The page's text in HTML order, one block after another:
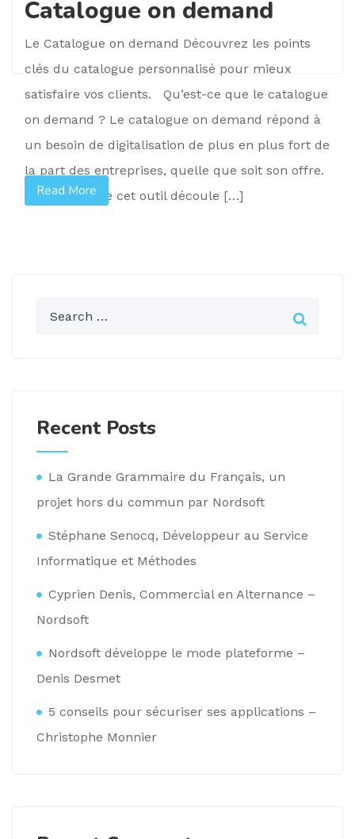
Read More
Catalogue on demand
Le Catalogue on demand Découvrez les points
clés du catalogue personnalisé pour mieux
satisfaire vos clients. Qu’est-ce que le catalogue
on demand ? Le catalogue on demand répond à
un besoin de digitalisation de plus en plus fort de
la part des entreprises, quelle que soit son offre.
La création de cet outil découle […]
Read More
Recent Posts
La Grande Grammaire du Français, un
projet hors du commun par Nordsoft
Stéphane Senocq, Développeur au Service
Informatique et Méthodes
Cyprien Denis, Commercial en Alternance –
Nordsoft
Nordsoft développe le mode plateforme –
Denis Desmet
5 conseils pour sécuriser ses applications –
Christophe Monnier